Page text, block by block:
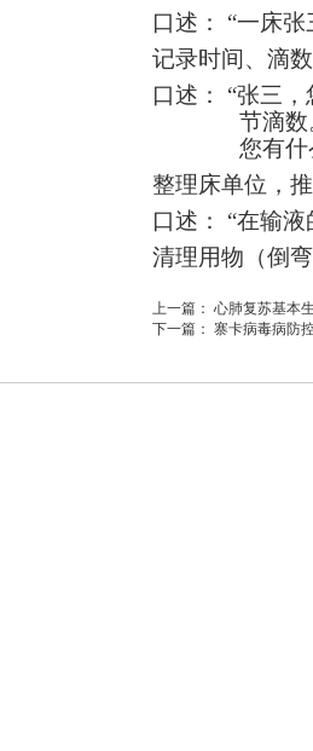
口述：
“一床张
记录时间、滴
口述：
“张三
节滴
您有
整理床单位，
口述：
“在输
清理用物（倒
上一篇： 心肺复苏基本
下一篇： 寨卡病毒病防